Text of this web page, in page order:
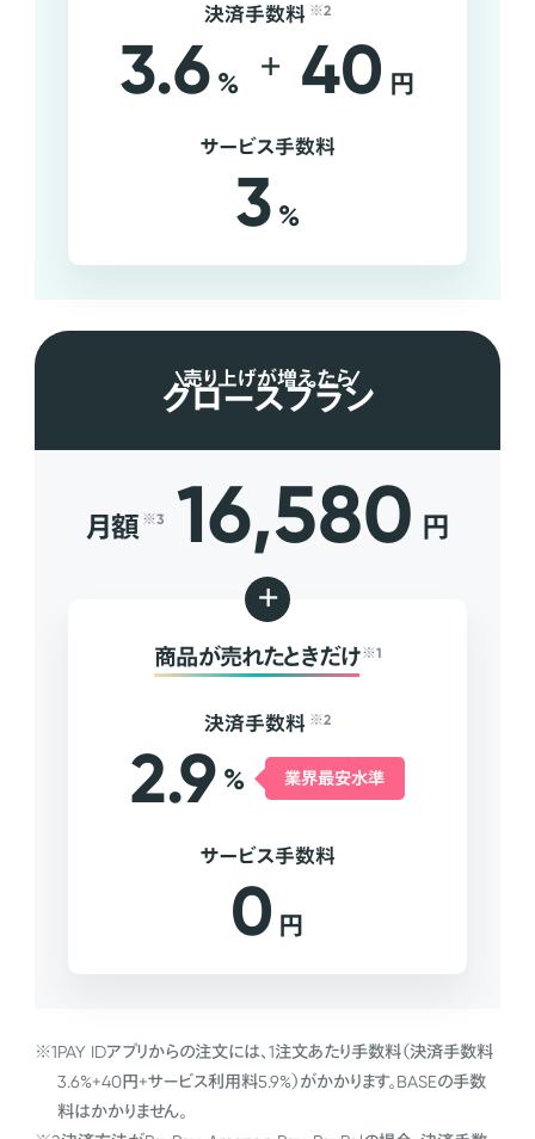
決済手数料 ※2
3.6 % + 40 円
サービス手数料
3 %
売り上げが増えたら
グロースプラン
月額 ※3 16,580 円
+
商品が売れたときだけ ※1
決済手数料 ※2
2.9 % 業界最安水準
サービス手数料
0 円
※1PAY IDアプリからの注文には、1注文あたり手数料（決済手数料
3.6%+40円+サービス利用料5.9%）がかかります。BASEの手数
料はかかりません。